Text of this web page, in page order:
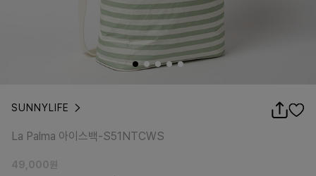
SUNNYLIFE
La Palma 아이스백-S51NTCWS
49,000원